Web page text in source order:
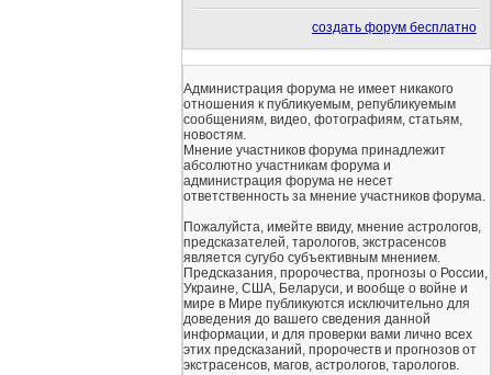
создать форум бесплатно
Администрация форума не имеет никакого
отношения к публикуемым, републикуемым
сообщениям, видео, фотографиям, статьям,
новостям.
Мнение участников форума принадлежит
абсолютно участникам форума и
администрация форума не несет
ответственность за мнение участников форума.
Пожалуйста, имейте ввиду, мнение астрологов,
предсказателей, тарологов, экстрасенсов
является сугубо субъективным мнением.
Предсказания, пророчества, прогнозы о России,
Украине, США, Беларуси, и вообще о войне и
мире в Мире публикуются исключительно для
доведения до вашего сведения данной
информации, и для проверки вами лично всех
этих предсказаний, пророчеств и прогнозов от
экстрасенсов, магов, астрологов, тарологов.